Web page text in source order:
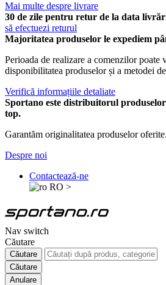
Mai multe despre livrare
30 de zile pentru retur de la data
să efectuezi returul
Majoritatea produselor le expediem
Perioada de realizare a comenzilor poate
disponibilitatea produselor și a metodei
Verifică informațiile detaliate
Sportano este distribuitorul produselor
top.
Garantăm originalitatea produselor oferite.
Despre noi
Contactează-ne
RO >
Nav switch
Căutare
Căutare
Căutare
Anulare